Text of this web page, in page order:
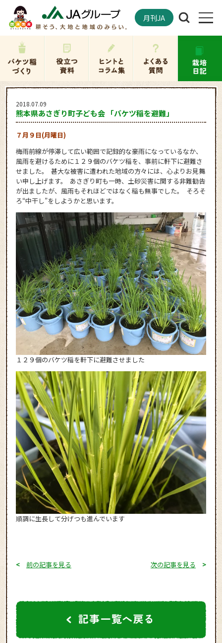
月刊JA
2018.07.09
熊本県あさぎり町子ども会 「バケツ稲を避難」
７月９日(月曜日)
梅雨前線が停滞して広い範囲で記録的な豪雨になっているなか、
風雨を避けるために１２９個のバケツ稲を、事前に軒下に避難さ
せました。 甚大な被害に遭われた地域の方々には、心よりお見舞
い申し上げます。 あさぎり町も一時、土砂災害に関する非難勧告
が出ましたが、風雨もそれほどではなく稲も無事でした。 そろそ
ろ“中干し”をしようかと思います。
１２９個のバケツ稲を軒下に避難させました
順調に生長して分げつも進んでいます
< 前の記事を見る 次の記事を見る >